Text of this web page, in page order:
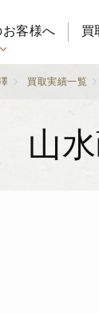
客様へ 買
買取実績一覧
山